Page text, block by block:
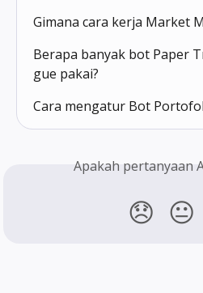
Gimana cara kerja Market
Berapa banyak bot Paper
gue pakai?
Cara mengatur Bot
Apakah pertanyaan
😞 😐